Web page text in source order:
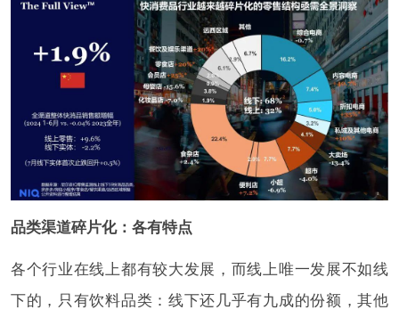
品类渠道碎片化：各有特点
各个行业在线上都有较大发展，而线上唯一发展不如线
下的，只有饮料品类：线下还几乎有九成的份额，其他